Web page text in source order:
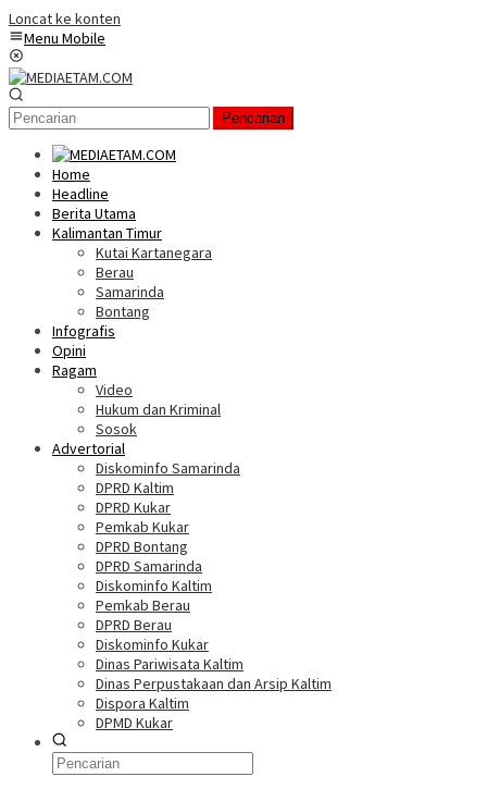
Loncat ke konten
Menu Mobile
Pencarian
Home
Headline
Berita Utama
Kalimantan Timur
Kutai Kartanegara
Berau
Samarinda
Bontang
Infografis
Opini
Ragam
Video
Hukum dan Kriminal
Sosok
Advertorial
Diskominfo Samarinda
DPRD Kaltim
DPRD Kukar
Pemkab Kukar
DPRD Bontang
DPRD Samarinda
Diskominfo Kaltim
Pemkab Berau
DPRD Berau
Diskominfo Kukar
Dinas Pariwisata Kaltim
Dinas Perpustakaan dan Arsip Kaltim
Dispora Kaltim
DPMD Kukar